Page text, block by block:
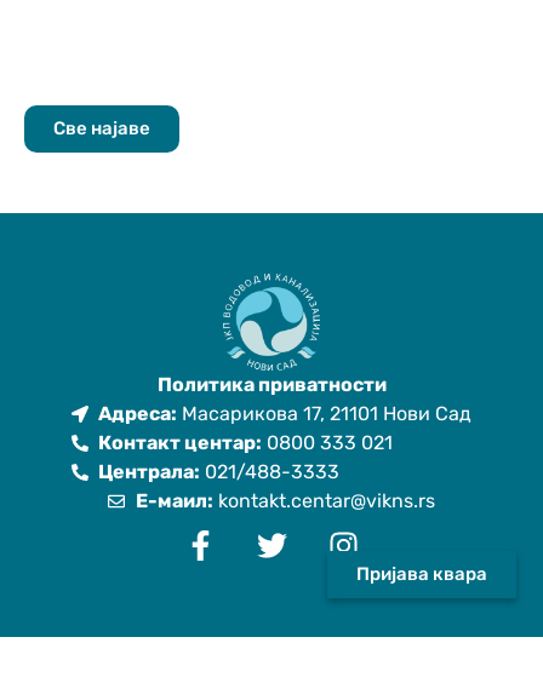
Све најаве
Пријава квара
Политика приватности
Адреса: Масарикова 17, 21101 Нови Сад
Контакт центар: 0800 333 021
Централа: 021/488-3333
Е-маил: kontakt.centar@vikns.rs